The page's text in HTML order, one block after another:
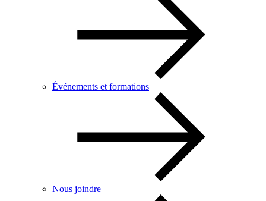
Événements et formations
Nous joindre